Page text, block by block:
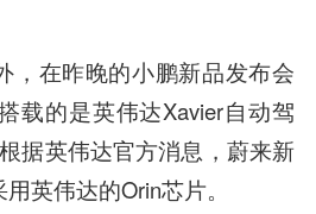
，在昨晚的小鹏新品发布会
载的是英伟达Xavier自动驾
据英伟达官方消息，蔚来新
英伟达的Orin芯片。